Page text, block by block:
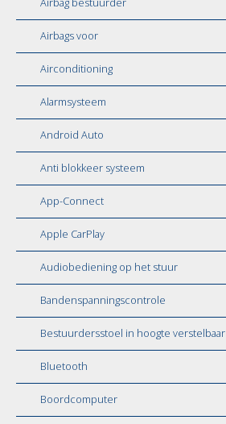
Airbags voor
Airconditioning
Alarmsysteem
Android Auto
Anti blokkeer systeem
App-Connect
Apple CarPlay
Audiobediening op het stuur
Bandenspanningscontrole
Bestuurdersstoel in hoogte verstelbaar
Bluetooth
Boordcomputer